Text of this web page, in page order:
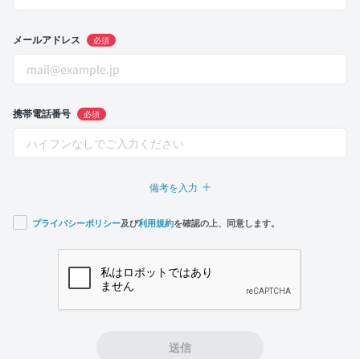
メールアドレス 必須
携帯電話番号 必須
備考を入力
プライバシーポリシー及び利用規約を確認の上、同意します。
送信